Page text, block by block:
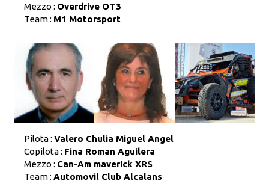
Mezzo : Overdrive OT3
Team : M1 Motorsport
Pilota : Valero Chulia Miguel Angel
Copilota : Fina Roman Aguilera
Mezzo : Can-Am maverick XRS
Team : Automovil Club Alcalans